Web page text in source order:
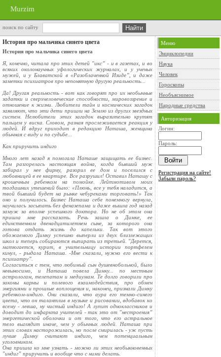
Murzim
поиск по сайту
История про мальчика синего цвета
История про мальчика синего цвета
Я, конечно, читала про этих детей "икс” - и в газетах, и во
всяких околонаучных уфологических журналах, и у ученых
мужей, и у Блаватской в «Разоблаченной Изиде”, и даже
заметки психиатров про непонятную другую реальность...
Да! Другая реальность - вот как говорят про их необычные
задатки и сверхчеловеческие способности, мировоззрение и
отношение к жизни. Любители тайн и космических загадок
заявляют, что эти дети пришли на Землю из других звездных
систем. Нелюбители этих загадок выразительно крутят
пальцем у виска. Словом, разная прослеживается реакция у
людей. И вдруг приходит в редакцию Наташа, женщина
обычная с виду и по судьбе...
Как приручить индиго
Много лет назад я помогала Наташе защищать ее бизнес.
Там разгорелась настоящая война, когда бывший муж
забирал у нее фирму, разорил ее дом и поселился с
любовницей в ее квартире. Все разрушил! Оставил Наташу с
крошечным ребенком на помойке. Лейтмотивом моих
тогдашних утешений было: «Плюнь, все у тебя наладится, а
твой бывший будет на рынке чебуреками торговать!» Так
оно и получилось. Бизнес Наташа себе понемногу вернула,
научилась засыпать без феназепама и даже вышла год назад
замуж за вполне успешного доктора. Но не об этом она
пришла мне рассказать. Речь зашла о Димке, ее
единственном двенадцатилетнем сыне, за которого она
готова отдать жизнь до капельки. Так вот этого
обожаемого Димку успешно выперли из двух близлежащих
школ и теперь собираются выпирать из третьей. "Дерется,
матюгается, курит, в учительницу истории портфелем
кинул, - рыдала Наташа. -Мне сказали, нужно его вести к
психиатру”.
Согласиться с тем, что любимый сын душевнобольной, было
невыносимо, и Наташа повела Димку... по местным
астрологам, телепатам и медиумам. Те долго говорили про
законы кармы и полевого взаимодействия, про обмен
энергиями и прошлые воплощения и, наконец, признали Димку
ребенком-индиго. Они сказали, что аура его темно-синего
цвета, что он талантлив в музыке и рисовании, вдобавок ко
всему - левша, ну чистый индиго! А лупит одноклассников и
доводит до инфаркта учителей - так это от "нестроения”
энергетической оболочки и от того, что его астральное
тело выглядит иначе, чем у обычных людей. Наташа при
этих словах насторожилась, но после смирилась - уж пусть
лучше Димку считают индиго, чем потенциальным
уголовником.
Она пришла ко мне узнать - можно ли этих необыкновенных
"индиг” приручить и вообще что с ними делать.
Меню
Энциклопедии
Наука
Человек
Гороскопы
Необъяснимое
Народные средства
Авторизация
Логин:
Пароль:
Регистрация на сайте!
Забыли пароль?